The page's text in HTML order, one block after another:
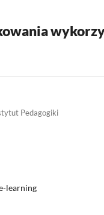
Pedagogiki
learning